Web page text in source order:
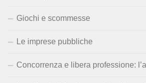
Giochi e scommesse
Le imprese pubbliche
Concorrenza e libera professione: